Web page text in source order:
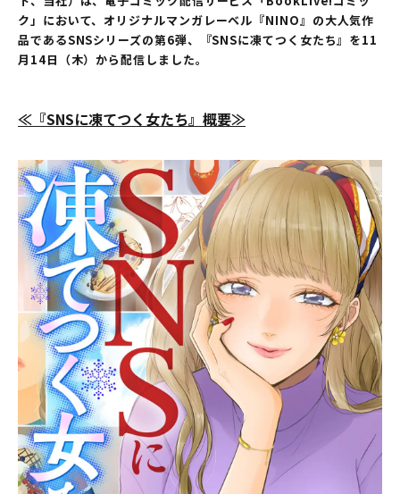
ク」において、オリジナルマンガレーベル『NINO』の大人気作
品であるSNSシリーズの第6弾、『SNSに凍てつく女たち』を11
月14日（木）から配信しました。
≪『SNSに凍てつく女たち』 概要≫